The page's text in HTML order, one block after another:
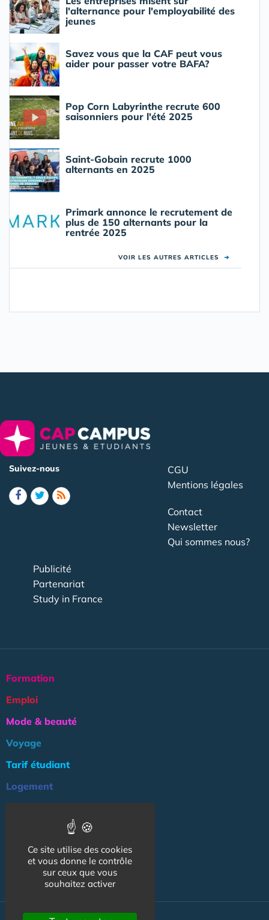
l'alternance pour l'employabilité des
jeunes
Savez vous que la CAF peut vous
aider pour passer votre BAFA?
Pop Corn Labyrinthe recrute 600
saisonniers pour l'été 2025
Saint-Gobain recrute 1000
alternants en 2025
Primark annonce le recrutement de
plus de 150 alternants pour la
rentrée 2025
VOIR LES AUTRES ARTICLES ➜
Suivez-nous
CGU
Mentions légales
Contact
Newsletter
Qui sommes nous?
Publicité
Partenariat
Study in France
Formation
Emploi
Mode & beauté
Voyage
Tarif étudiant
Logement
Association
NOS AUTRES SITES :
Ce site utilise des cookies
et vous donne le contrôle
sur ceux que vous
souhaitez activer